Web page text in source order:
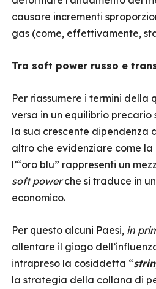
causare incrementi
gas (come, effettivamente,
Tra soft power russo e
Per riassumere i termini della
versa in un equilibrio
la sua crescente dipendenza
altro che evidenziare come
l’“oro blu” rappresenti un
soft powerche si traduce in
economico.
Per questo alcuni Paesi, in
allentare il giogo
intrapreso la cosiddetta “
la strategia della collana di